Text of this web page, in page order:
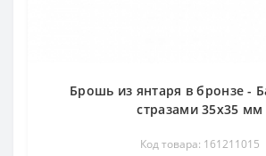
Брошь из янтаря в бронзе -
стразами 35х35 мм
Код товара: 161211015